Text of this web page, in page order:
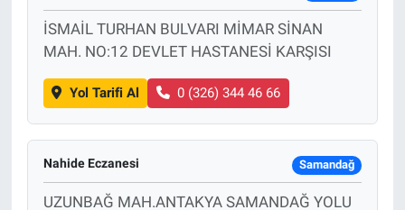
İSMAİL TURHAN BULVARI MİMAR SİNAN
MAH. NO:12 DEVLET HASTANESİ KARŞISI
Yol Tarifi Al 0 (326) 344 46 66
Nahide Eczanesi Samandağ
UZUNBAĞ MAH.ANTAKYA SAMANDAĞ YOLU